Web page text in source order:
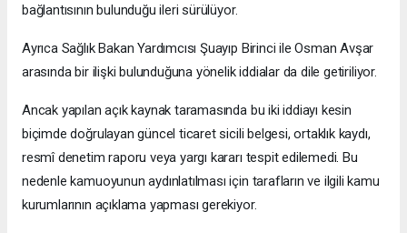
bağlantısının bulunduğu ileri sürülüyor.
Ayrıca Sağlık Bakan Yardımcısı Şuayıp Birinci ile Osman Avşar
arasında bir ilişki bulunduğuna yönelik iddialar da dile getiriliyor.
Ancak yapılan açık kaynak taramasında bu iki iddiayı kesin
biçimde doğrulayan güncel ticaret sicili belgesi, ortaklık kaydı,
resmî denetim raporu veya yargı kararı tespit edilemedi. Bu
nedenle kamuoyunun aydınlatılması için tarafların ve ilgili kamu
kurumlarının açıklama yapması gerekiyor.